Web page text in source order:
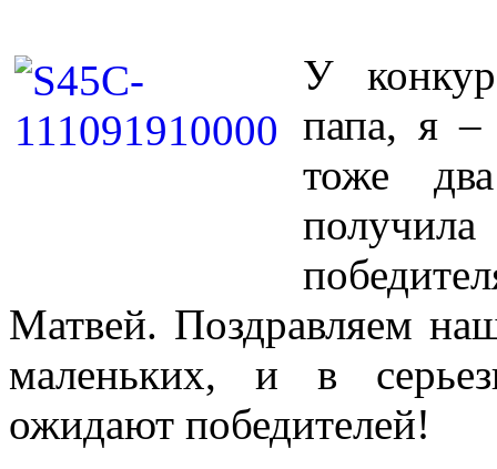
У
папа, я –
тоже
Матвей. Поздравляем
маленьких, и в
ожидают победителей!